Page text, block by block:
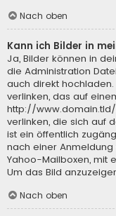
Nach oben
Kann ich Bilder in
Ja, Bilder können in
die Administration
auch direkt
verlinken, das auf
http://
verlinken, die sich auf
ist ein öffentlich
nach einer
Yahoo-Mailboxen, mit
Um das Bild
Nach oben